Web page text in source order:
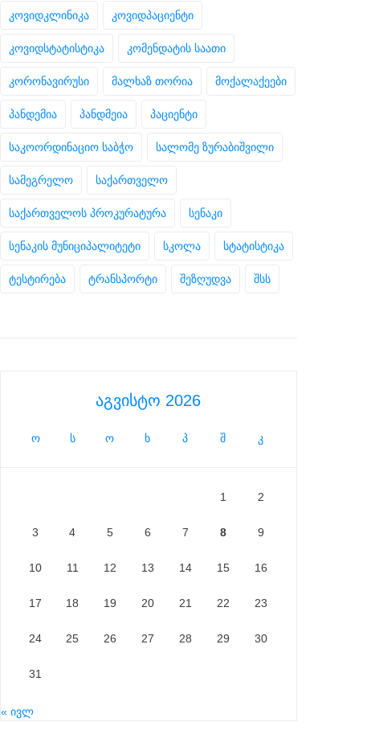
კოვიდკლინიკა კოვიდპაციენტი
კოვიდსტატისტიკა კომენდატის საათი
კორონავირუსი მალხაზ თორია მოქალაქეები
პანდემია პანდმეია პაციენტი
საკოორდინაციო საბჭო სალომე ზურაბიშვილი
სამეგრელო საქართველო
საქართველოს პროკურატურა სენაკი
სენაკის მუნიციპალიტეტი სკოლა სტატისტიკა
ტესტირება ტრანსპორტი შეზღუდვა შსს
აგვისტო 2026
ო ს ო ხ პ შ კ
1 2
3 4 5 6 7 8 9
10 11 12 13 14 15 16
17 18 19 20 21 22 23
24 25 26 27 28 29 30
31
« ივლ